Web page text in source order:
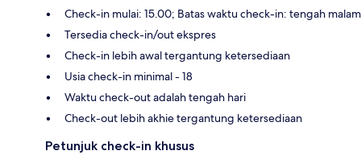
Check-in mulai: 15.00; Batas waktu check-in: tengah malam
Tersedia check-in/out ekspres
Check-in lebih awal tergantung ketersediaan
Usia check-in minimal - 18
Waktu check-out adalah tengah hari
Check-out lebih akhie tergantung ketersediaan
Petunjuk check-in khusus